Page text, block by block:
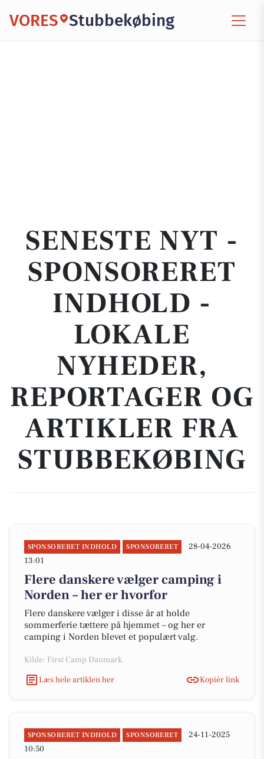
VORES Stubbekøbing
SENESTE NYT -
SPONSORERET
INDHOLD -
LOKALE
NYHEDER,
REPORTAGER OG
ARTIKLER FRA
STUBBEKØBING
SPONSORERET INDHOLD SPONSORERET
28-04-2026
13:01
Flere danskere vælger camping i
Norden – her er hvorfor
Flere danskere vælger i disse år at holde
sommerferie tættere på hjemmet – og her er
camping i Norden blevet et populært valg.
Kilde: First Camp Danmark
Læs hele artiklen her
Kopiér link
SPONSORERET INDHOLD SPONSORERET
24-11-2025
10:50